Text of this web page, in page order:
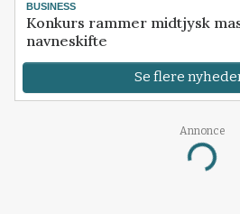
BUSINESS
Konkurs rammer midtjysk
navneskifte
Se flere
Annonce
Loading...